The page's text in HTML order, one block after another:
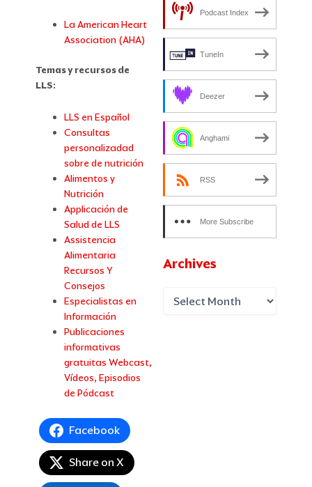
La American Heart
Association (AHA)
Temas y recursos de
LLS:
LLS en Español
Consultas
personalizadad
sobre de nutrición
Alimentos y
Nutrición
Applicación de
Salud de LLS
Assistencia
Alimentaria
Recursos Y
Consejos
Especialistas en
Información
Publicaciones
informativas
gratuitas Webcast,
Vídeos, Episodios
de Pódcast
Facebook
Share on X
Podcast Index
TuneIn
Deezer
Anghami
RSS
More Subscribe
Options
Archives